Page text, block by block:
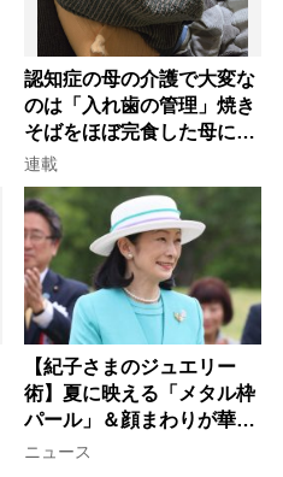
認知症の母の介護で大変な
のは「入れ歯の管理」焼き
そばをほぼ完食した母に息
子が血の気が引いた理由
連載
【紀子さまのジュエリー
術】夏に映える「メタル枠
パール」＆顔まわりが華や
ぐ「揺れる一粒」の使い分
ニュース